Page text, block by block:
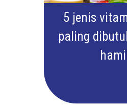
5 jenis
paling
hamil